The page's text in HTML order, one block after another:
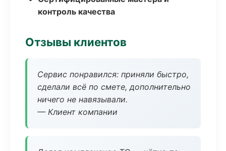
контроль качества
Отзывы клиентов
Сервис понравился: приняли быстро,
сделали всё по смете, дополнительно
ничего не навязывали.
— Клиент компании